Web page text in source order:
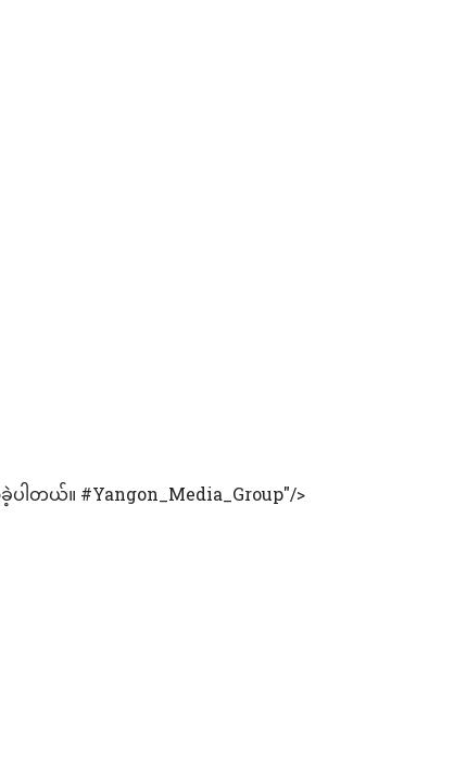
ါတယ်။ #Yangon_Media_Group"/>